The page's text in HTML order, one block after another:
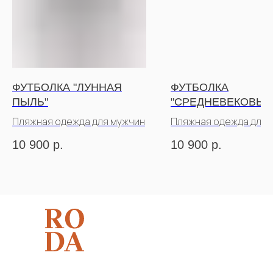
ФУТБОЛКА "ЛУННАЯ
ПЫЛЬ"
Пляжная одежда для мужчин
10 900 р.
ФУТБОЛКА
КОРИЧНЕВЫЙ
Пляжная одежда для
10 900 р.